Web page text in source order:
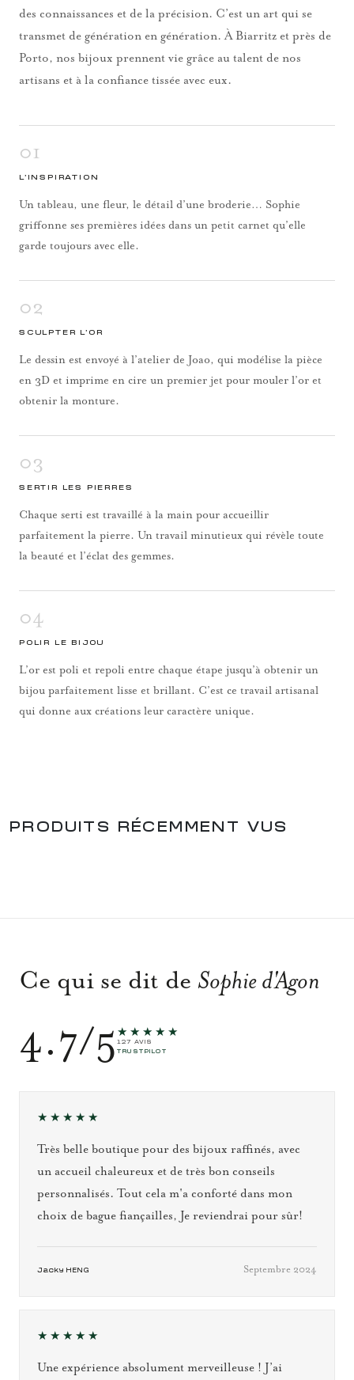
des connaissances et de la précision. C’est un art qui se
transmet de génération en génération. À Biarritz et près de
Porto, nos bijoux prennent vie grâce au talent de nos
artisans et à la confiance tissée avec eux.
01
L’INSPIRATION
Un tableau, une fleur, le détail d’une broderie… Sophie
griffonne ses premières idées dans un petit carnet qu’elle
garde toujours avec elle.
02
SCULPTER L’OR
Le dessin est envoyé à l’atelier de Joao, qui modélise la pièce
en 3D et imprime en cire un premier jet pour mouler l’or et
obtenir la monture.
03
SERTIR LES PIERRES
Chaque serti est travaillé à la main pour accueillir
parfaitement la pierre. Un travail minutieux qui révèle toute
la beauté et l’éclat des gemmes.
04
POLIR LE BIJOU
L’or est poli et repoli entre chaque étape jusqu’à obtenir un
bijou parfaitement lisse et brillant. C’est ce travail artisanal
qui donne aux créations leur caractère unique.
PRODUITS RÉCEMMENT VUS
Ce qui se dit de Sophie d'Agon
4.7/5 ★★★★★
127 AVIS
TRUSTPILOT
★★★★★
Très belle boutique pour des bijoux raffinés, avec
un accueil chaleureux et de très bon conseils
personnalisés. Tout cela m'a conforté dans mon
choix de bague fiançailles, Je reviendrai pour sûr!
Jacky HENG Septembre 2024
★★★★★
Une expérience absolument merveilleuse ! J’ai